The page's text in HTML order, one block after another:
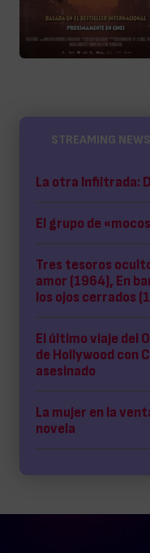
STREAMING NEWS
La otra Infiltrada:
El grupo de
Tres tesoros
amor (1964), En
los ojos cerrados
El último viaje del
de Hollywood con
asesinado
La mujer en la
novela